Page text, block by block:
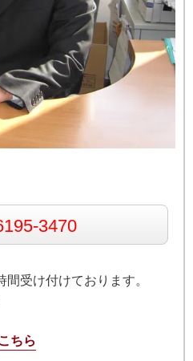
3470
受け付けております。
ちら